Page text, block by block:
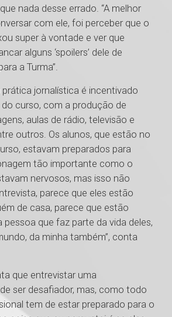
nada desse errado. “A melhor
com ele, foi perceber que o
super à vontade e ver que
alguns ‘spoilers’ dele de
a Turma”.
jornalística é incentivado
curso, com a produção de
aulas de rádio, televisão e
outros. Os alunos, que estão no
estavam preparados para
tão importante como o
nervosos, mas isso não
parece que eles estão
de casa, parece que estão
que faz parte da vida deles,
da minha também”, conta
que entrevistar uma
ser desafiador, mas, como todo
tem de estar preparado para o